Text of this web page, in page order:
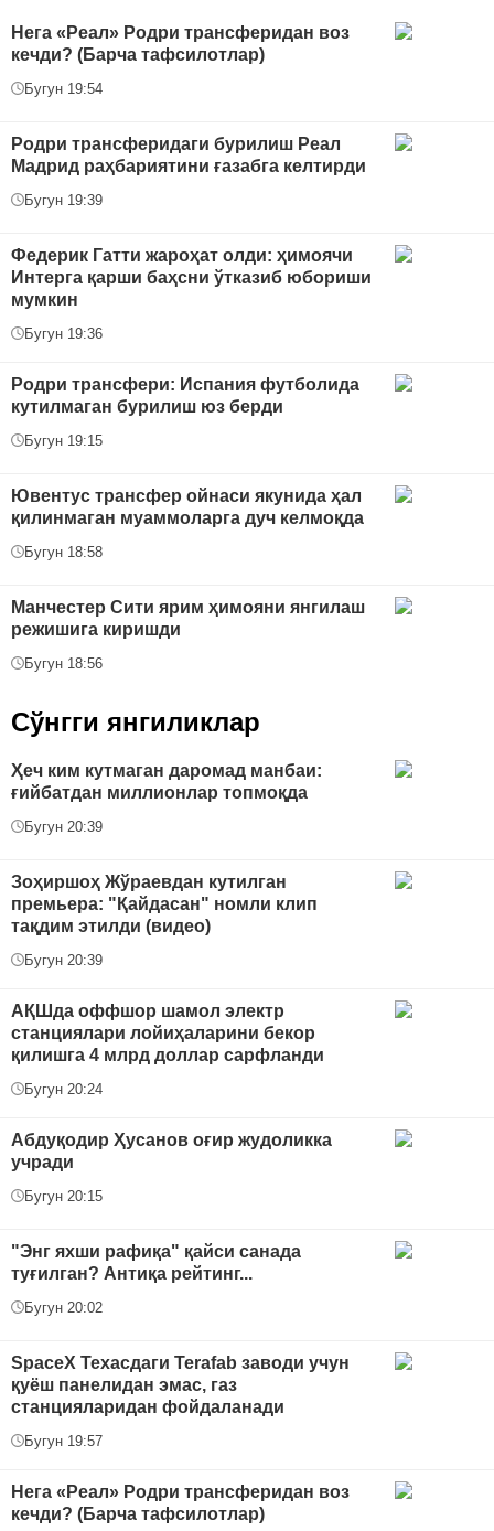
Нега «Реал» Родри трансферидан воз
кечди? (Барча тафсилотлар)
Бугун 19:54
Родри трансферидаги бурилиш Реал
Мадрид раҳбариятини ғазабга келтирди
Бугун 19:39
Федерик Гатти жароҳат олди: ҳимоячи
Интерга қарши баҳсни ўтказиб юбориши
мумкин
Бугун 19:36
Родри трансфери: Испания футболида
кутилмаган бурилиш юз берди
Бугун 19:15
Ювентус трансфер ойнаси якунида ҳал
қилинмаган муаммоларга дуч келмоқда
Бугун 18:58
Манчестер Сити ярим ҳимояни янгилаш
режишига киришди
Бугун 18:56
Сўнгги янгиликлар
Ҳеч ким кутмаган даромад манбаи:
ғийбатдан миллионлар топмоқда
Бугун 20:39
Зоҳиршоҳ Жўраевдан кутилган
премьера: "Қайдасан" номли клип
тақдим этилди (видео)
Бугун 20:39
АҚШда оффшор шамол электр
станциялари лойиҳаларини бекор
қилишга 4 млрд доллар сарфланди
Бугун 20:24
Абдуқодир Ҳусанов оғир жудоликка
учради
Бугун 20:15
"Энг яхши рафиқа" қайси санада
туғилган? Антиқа рейтинг...
Бугун 20:02
SpaceX Техасдаги Terafab заводи учун
қуёш панелидан эмас, газ
станцияларидан фойдаланади
Бугун 19:57
Нега «Реал» Родри трансферидан воз
кечди? (Барча тафсилотлар)